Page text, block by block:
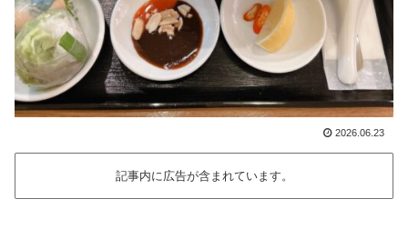
2026.06.23
記事内に広告が含まれています。